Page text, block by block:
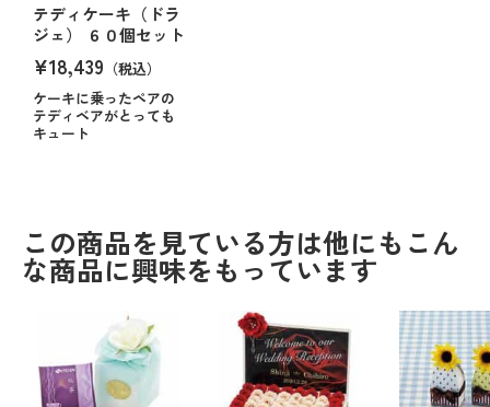
テディケーキ（ドラ
ジェ） ６０個セット
¥18,439 （税込）
ケーキに乗ったペアの
テディベアがとっても
キュート
この商品を見ている方は他にもこん
な商品に興味をもっています